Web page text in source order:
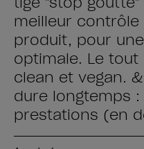
meilleur
produit, pour
optimale. Le
clean et vegan.
dure longtemps
prestations (en